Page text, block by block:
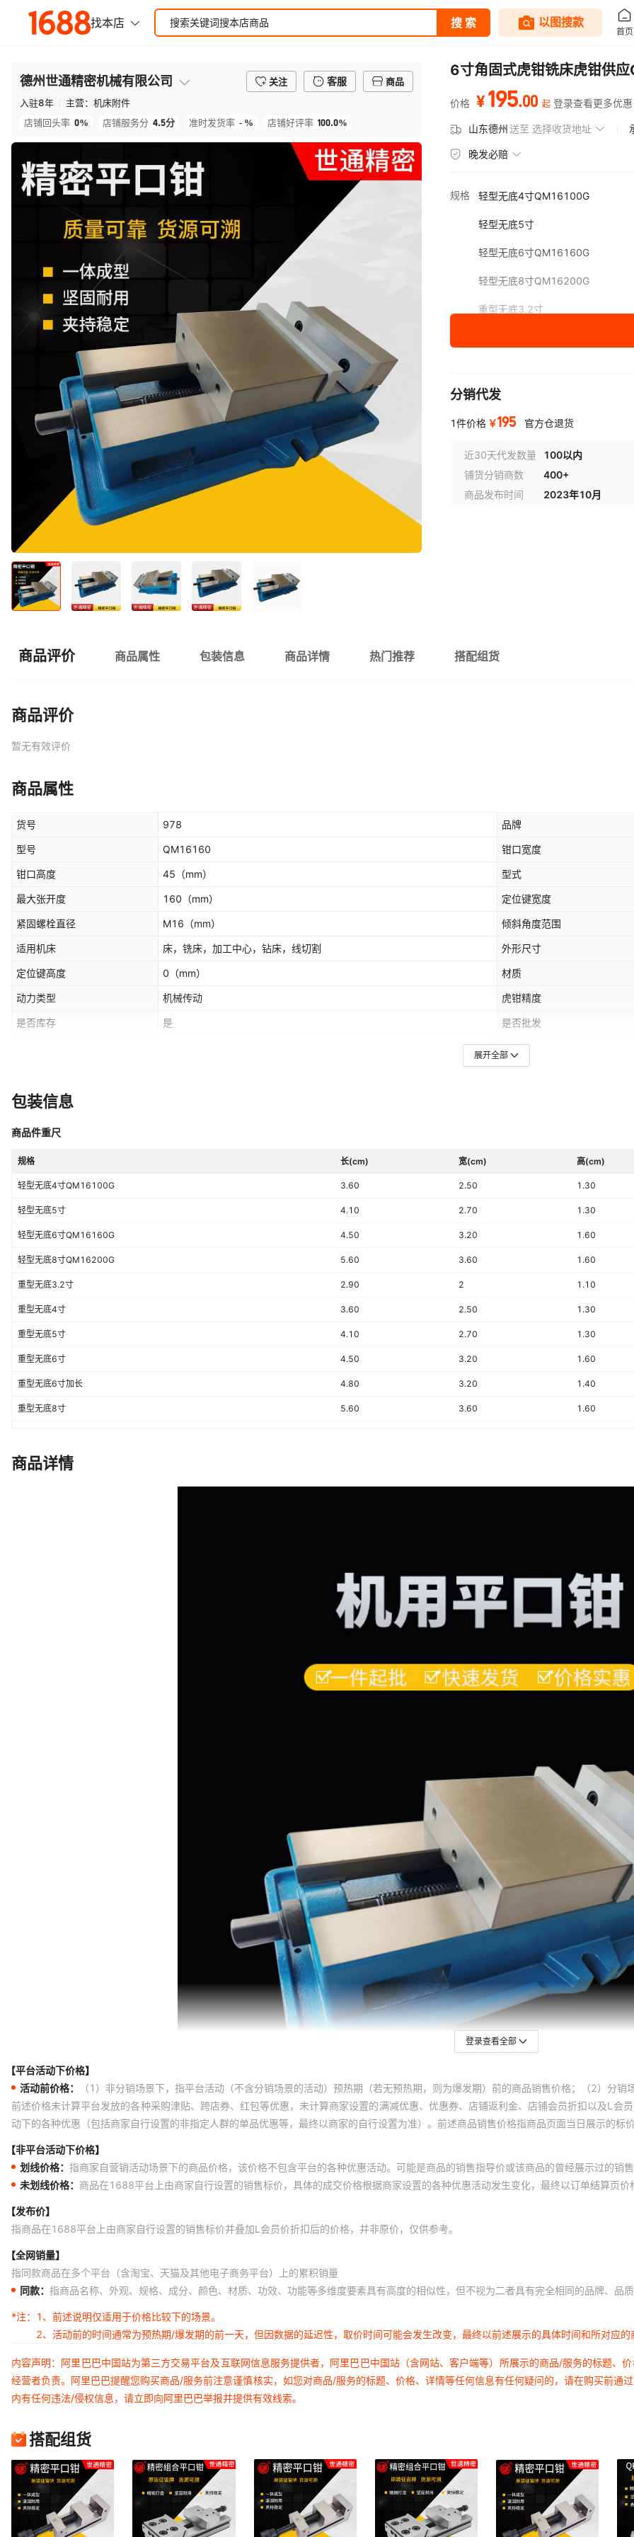
德州世通精密机械有限公司 关注 客服
商品
入驻8年 主营： 机床附件
店铺回头率 0% 店铺服务分 4.5分 准时发货率 - % 店铺好评率 100.0%
6寸角固式虎钳铣床虎钳供
价格 ¥195.00 起 登录查看更多优惠
山东德州送至 选择收货地址
晚发必赔
规格 轻型无底4寸QM16100G
轻型无底5寸
轻型无底6寸QM16160G
轻型无底8寸QM16200G
重型无底3.2寸
重型无底6寸
重型无底6寸加长
重型无底8寸
重型无底8寸加长
分销代发
1件价格 ￥195 官方仓退货
近30天代发数量
100以内
铺货分销商数
400+
商品发布时间
2023年10月
商品评价 商品属性 包装信息 商品详情 热门推荐 搭配组货
商品评价
暂无有效评价
商品属性
货号 978 品牌
型号 QM16160 钳口宽度
钳口高度 45 （mm） 型式
最大张开度 160 （mm） 定位键宽度
紧固螺栓直径 M16 （mm） 倾斜角度范围
适用机床 床，铣床，加工中心，钻床，线切割 外形尺寸
定位键高度 0 （mm） 材质
动力类型 机械传动 虎钳精度
是否库存 是 是否批发
规格
展开全部
包装信息
商品件重尺
规格 长(cm) 宽(cm) 高(cm)
轻型无底4寸QM16100G 3.60 2.50 1.30
轻型无底5寸 4.10 2.70 1.30
轻型无底6寸QM16160G 4.50 3.20 1.60
轻型无底8寸QM16200G 5.60 3.60 1.60
重型无底3.2寸 2.90 2 1.10
重型无底4寸 3.60 2.50 1.30
重型无底5寸 4.10 2.70 1.30
重型无底6寸 4.50 3.20 1.60
重型无底6寸加长 4.80 3.20 1.40
重型无底8寸 5.60 3.60 1.60
重型无底10寸
商品详情
登录查看全部
【平台活动下价格】
活动前价格：
（1）非分销场景下，指平台活动（不含分销场景的活动）预热期（若无预热期，则为爆发期）前的商品销售价格；（2）分
前述价格未计算平台发放的各种采购津贴、跨店券、红包等优惠，未计算商家设置的满减优惠、优惠券、店铺返利金、店铺会员折扣以及L会
动下的各种优惠（包括商家自行设置的非指定人群的单品优惠等，最终以商家的自行设置为准）。前述商品销售价格指商品页面当日展示的
【非平台活动下价格】
划线价格： 指商家自营销活动场景下的商品价格，该价格不包含平台的各种优惠活动。可能是商品的销售指导价或该商品的曾经展示过的销
未划线价格： 商品在1688平台上由商家自行设置的销售标价，具体的成交价格根据商家设置的各种优惠活动发生变化，最终以订单结算页价
【发布价】
指商品在1688平台上由商家自行设置的销售标价并叠加L会员价折扣后的价格，并非原价，仅供参考。
【全网销量】
指同款商品在多个平台（含淘宝、天猫及其他电子商务平台）上的累积销量
同款： 指商品名称、外观、规格、成分、颜色、材质、功效、功能等多维度要素具有高度的相似性，但不视为二者具有完全相同的品牌、品
*注：
1、前述说明仅适用于价格比较下的场景。
2、活动前的时间通常为预热期/爆发期的前一天，但因数据的延迟性，取价时间可能会发生改变，最终以前述展示的具体时间和所对应的
内容声明：阿里巴巴中国站为第三方交易平台及互联网信息服务提供者，阿里巴巴中国站（含网站、客户端等）所展示的商品/服务的标题、
经营者负责。阿里巴巴提醒您购买商品/服务前注意谨慎核实，如您对商品/服务的标题、价格、详情等任何信息有任何疑问的，请在购买前通
内有任何违法/侵权信息，请立即向阿里巴巴举报并提供有效线索。
搭配组货